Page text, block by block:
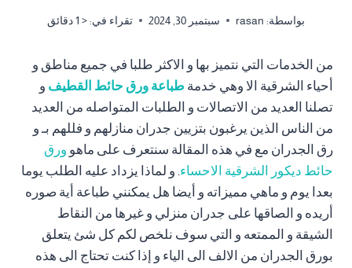
بواسطة: rasan سبتمبر 30, 2024 تقراء في: < 1 دقائق
من الخدمات التي نتميز بها و الاكثر طلبا في جميع مناطق و
أحياء الشرقية الا وهي خدمة طباعة ورق حائط القطيف و
تصلنا العديد من الاتصالات و الطلبات المتواصله من العديد
من الناس الذين يرغبون بتزيين جدران منازلهم و فللهم بـ و
رق الجدران مع في هذه المقالة سنتعرف على ماهو ورق
حائط ديكور الشرقية الاحساء. و لماذا يزداد عليه الطلب يوما
بعدا يوم و ماهي مميزاته و أيضا هل يمكنني طباعة أية صوره
أريده و الصاقها على جدران منزلي و غيرها من النقاط
الشيقة و الممتعه و التي سوف نلخص لكم كل شئ يتعلق
بورق الجدران من الالف الى الياء و إذا كنت تحتاج الى هذه